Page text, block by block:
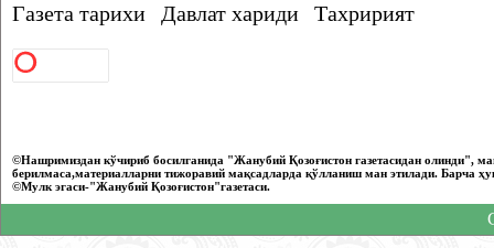
Газета тарихи Давлат хариди Тахририят
©Нашримиздан кўчириб босилганида "Жанубий Қозоғистон газетасидан олинди",
берилмаса,материалларни тижоравий мақсадларда қўлланиш ман этилади. Барча
©Мулк эгаси-"Жанубий Қозоғистон"газетаси.